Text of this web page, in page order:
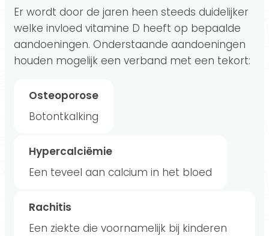
Er wordt door de jaren heen steeds duidelijker
welke invloed vitamine D heeft op bepaalde
aandoeningen. Onderstaande aandoeningen
houden mogelijk een verband met een tekort:
Osteoporose
Botontkalking
Hypercalciëmie
Een teveel aan calcium in het bloed
Rachitis
Een ziekte die voornamelijk bij kinderen